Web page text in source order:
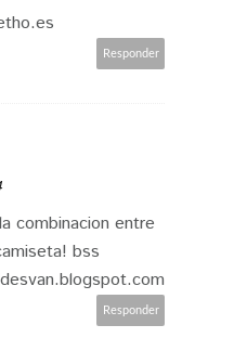
Responder
combinacion entre
bss
Responder